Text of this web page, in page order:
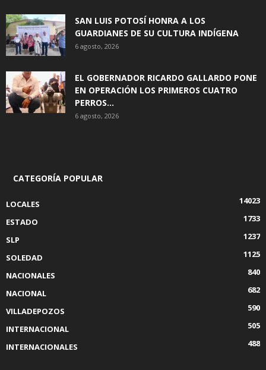
SAN LUIS POTOSÍ HONRA A LOS
GUARDIANES DE SU CULTURA INDÍGENA
6 agosto, 2026
EL GOBERNADOR RICARDO GALLARDO PONE
EN OPERACIÓN LOS PRIMEROS CUATRO
PERROS...
6 agosto, 2026
CATEGORÍA POPULAR
LOCALES
14023
ESTADO
1733
SLP
1237
SOLEDAD
1125
NACIONALES
840
NACIONAL
682
VILLADEPOZOS
590
INTERNACIONAL
505
INTERNACIONALES
488